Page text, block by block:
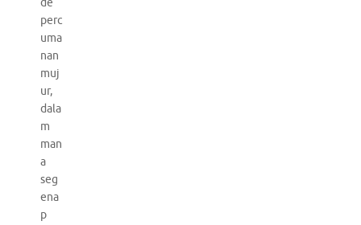
de
perc
uma
nan
muj
ur,
dala
m
man
a
seg
ena
p